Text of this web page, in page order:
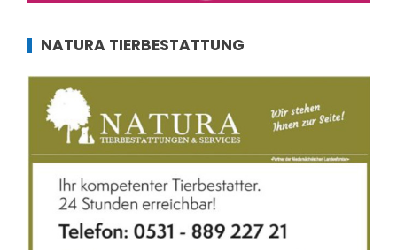
NATURA TIERBESTATTUNG